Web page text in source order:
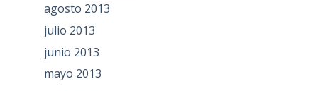
agosto 2013
julio 2013
junio 2013
mayo 2013